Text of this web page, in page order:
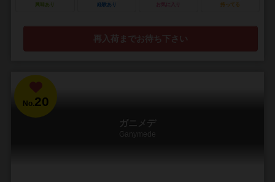
興味あり 経験あり お気に入り 持ってる
再入荷までお待ち下さい
No.20
ガニメデ
Ganymede